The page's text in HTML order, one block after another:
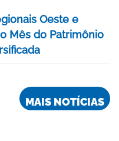
Oeste e
Mês do Patrimônio
MAIS NOTÍCIAS